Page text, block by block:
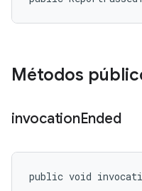
Métodos
invocationEnded
public void